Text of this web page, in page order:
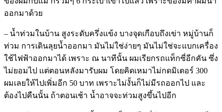
ออกมาด้วย
– น้ำท่วมในบ้าน สูงระดับครึ่งแข้ง บางจุดเกือบถึงเข่า หมู่บ้านก็
ท่วม การเดินลุยน้ำออกมา มันไม่ใช่ง่ายๆ มันไม่ใช่จะแบกเครื่อง
ใช้ไฟฟ้าออกมาได้ เพราะ ณ นาทีนั้น ผมเรียกรถแท็กซี่อีกคัน ซึ่ง
ไม่ยอมไป แต่ตอนหลังมารับผม โดยคิดเหมาไม่กดมิเตอร์ 300
ผมเลยให้ไปเพิ่มอีก 50 บาท เพราะไม่งั้นก็ไม่มีรถออกไป และ
ต้องไปคืนนั้น ถ้าตอนเช้า น้ำอาจจะท่วมสูงขึ้นไปอีก